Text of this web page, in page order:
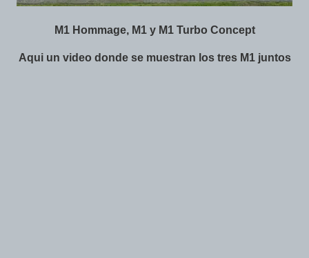
M1 Hommage, M1 y M1 Turbo Concept
Aqui un video donde se muestran los tres M1 juntos